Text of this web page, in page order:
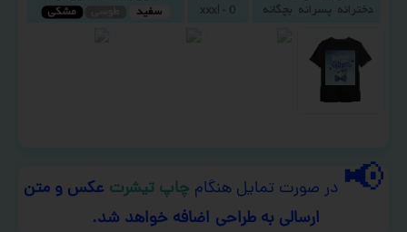
📢 در صورت تمایل هنگام چاپ تیشرت عکس و متن
ارسالی به طراحی اضافه خواهد شد.